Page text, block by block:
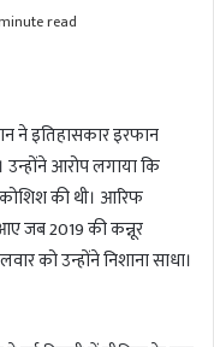
read
ने इतिहासकार इरफान
उन्होंने आरोप लगाया कि
की थी। आरिफ
जब 2019 की कन्नूर
को उन्होंने निशाना साधा।